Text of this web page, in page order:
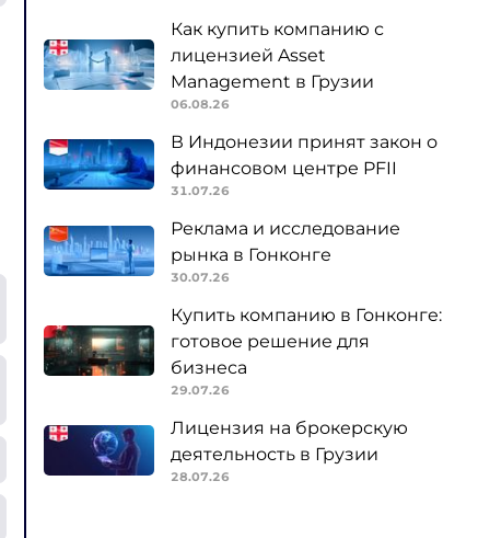
Как купить компанию с
лицензией Asset
Management в Грузии
06.08.26
В Индонезии принят закон о
финансовом центре PFII
31.07.26
Реклама и исследование
рынка в Гонконге
30.07.26
Купить компанию в Гонконге:
готовое решение для
бизнеса
29.07.26
Лицензия на брокерскую
деятельность в Грузии
28.07.26